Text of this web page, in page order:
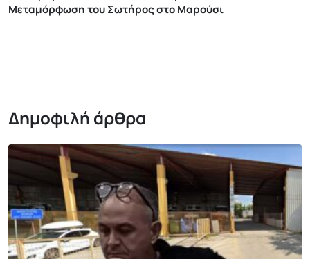
Μεταμόρφωση του Σωτήρος στο Μαρούσι
Δημοφιλή άρθρα